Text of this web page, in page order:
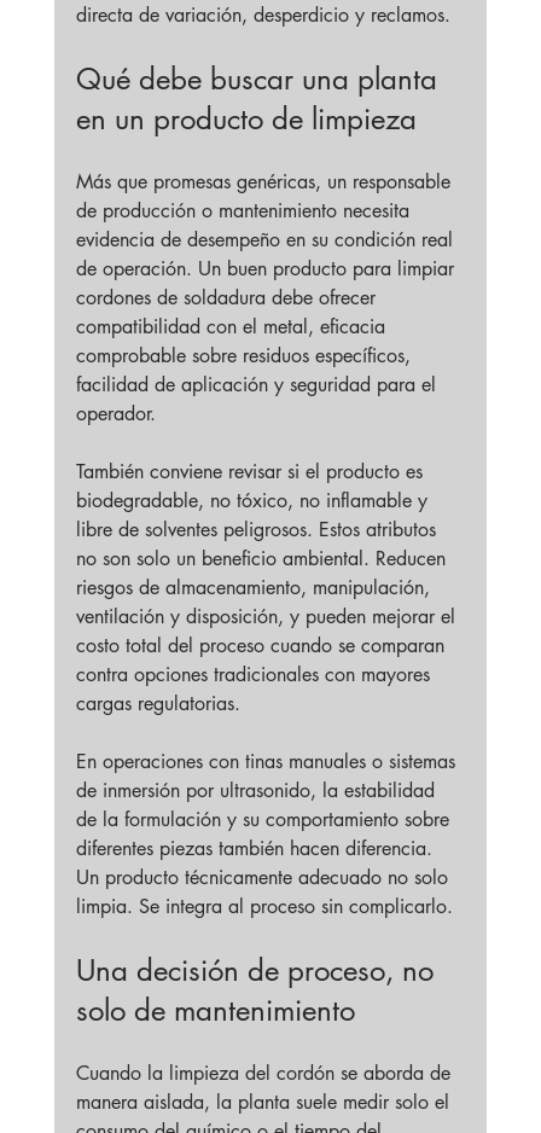
directa de variación, desperdicio y reclamos.
Qué debe buscar una planta
en un producto de limpieza
Más que promesas genéricas, un responsable
de producción o mantenimiento necesita
evidencia de desempeño en su condición real
de operación. Un buen producto para limpiar
cordones de soldadura debe ofrecer
compatibilidad con el metal, eficacia
comprobable sobre residuos específicos,
facilidad de aplicación y seguridad para el
operador.
También conviene revisar si el producto es
biodegradable, no tóxico, no inflamable y
libre de solventes peligrosos. Estos atributos
no son solo un beneficio ambiental. Reducen
riesgos de almacenamiento, manipulación,
ventilación y disposición, y pueden mejorar el
costo total del proceso cuando se comparan
contra opciones tradicionales con mayores
cargas regulatorias.
En operaciones con tinas manuales o sistemas
de inmersión por ultrasonido, la estabilidad
de la formulación y su comportamiento sobre
diferentes piezas también hacen diferencia.
Un producto técnicamente adecuado no solo
limpia. Se integra al proceso sin complicarlo.
Una decisión de proceso, no
solo de mantenimiento
Cuando la limpieza del cordón se aborda de
manera aislada, la planta suele medir solo el